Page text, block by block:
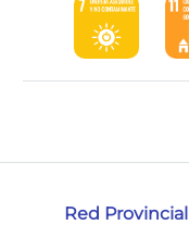
Red Provincial